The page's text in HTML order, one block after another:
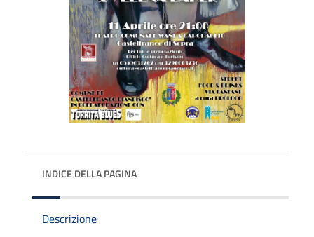
INDICE DELLA PAGINA
Descrizione